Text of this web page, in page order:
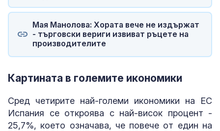
Мая Манолова: Хората вече не издържат
- търговски вериги извиват ръцете на
производителите
Картината в големите икономики
Сред четирите най-големи икономики на ЕС
Испания се откроява с най-висок процент -
25,7%, което означава, че повече от един на